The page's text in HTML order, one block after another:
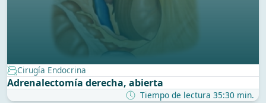
Cirugía Endocrina
Adrenalectomía derecha, abierta
Tiempo de lectura 35:30 min.